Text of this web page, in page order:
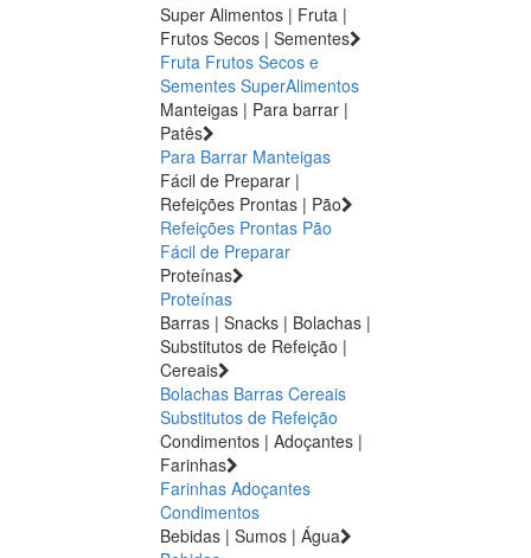
Super Alimentos | Fruta |
Frutos Secos | Sementes
Fruta Frutos Secos e
Sementes SuperAlimentos
Manteigas | Para barrar |
Patês
Para Barrar Manteigas
Fácil de Preparar |
Refeições Prontas | Pão
Refeições Prontas Pão
Fácil de Preparar
Proteínas
Proteínas
Barras | Snacks | Bolachas |
Substitutos de Refeição |
Cereais
Bolachas Barras Cereais
Substitutos de Refeição
Condimentos | Adoçantes |
Farinhas
Farinhas Adoçantes
Condimentos
Bebidas | Sumos | Água